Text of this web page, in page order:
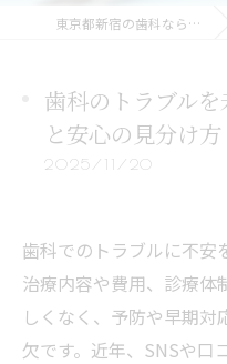
東京都新宿の歯科なら新宿かえで歯科・形成外科
歯科のトラブル
と安心の見分け方
2025/11/20
歯科でのトラブルに不安
治療内容や費用、診療体
しくなく、予防や早期
欠です。近年、SNSや口